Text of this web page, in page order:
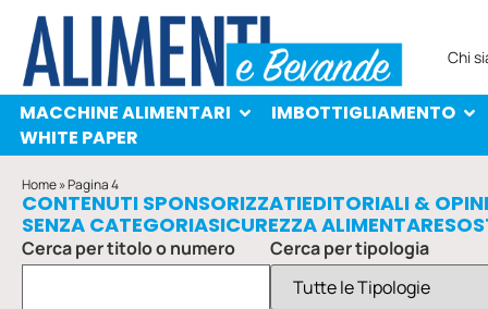
MACCHINE ALIMENTARI
PROTAGONISTI
WHITE PAPER
Chi
MACCHINE ALIMENTARI IMBOTTIGLIAMENTO
WHITE PAPER
Home»Pagina 4
CONTENUTI SPONSORIZZATIEDITORIALI &
SENZA CATEGORIASICUREZZA ALIMENTARE
Cerca per titolo o numero Cerca per tipologia